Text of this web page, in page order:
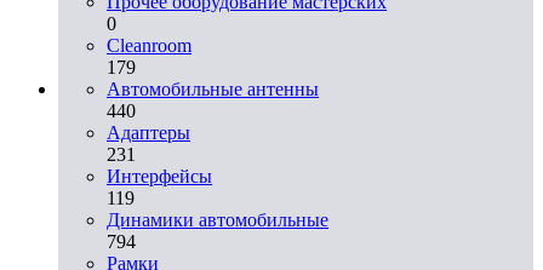
0
Cleanroom
179
Автомобильные антенны
440
Адаптеры
231
Интерфейсы
119
Динамики автомобильные
794
Рамки